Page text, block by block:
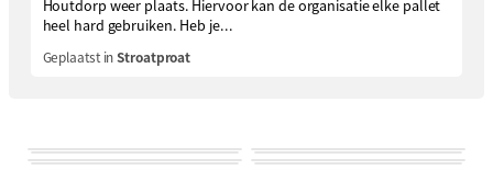
Houtdorp weer plaats. Hiervoor kan de organisatie elke pallet
heel hard gebruiken. Heb je...
Geplaatst inStroatproat